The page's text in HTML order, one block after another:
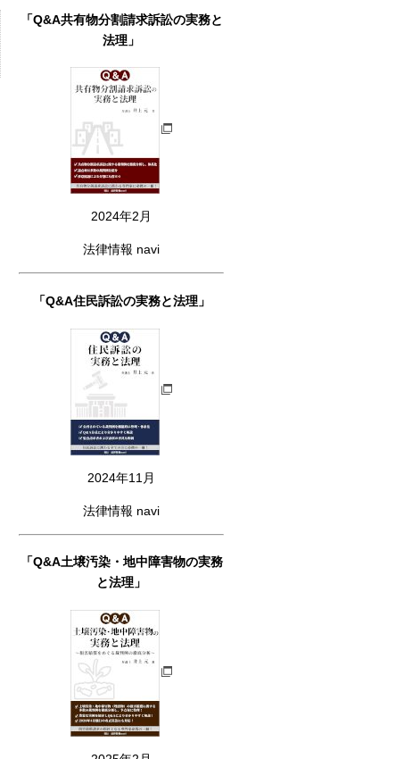
「Q&A共有物分割請求訴訟の実務と
法理」
2024年2月
法律情報 navi
「Q&A住民訴訟の実務と法理」
2024年11月
法律情報 navi
「Q&A土壌汚染・地中障害物の実務
と法理」